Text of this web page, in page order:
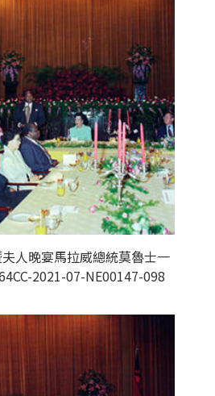
人晚宴馬拉威總統莫魯士一
2021-07-NE00147-098